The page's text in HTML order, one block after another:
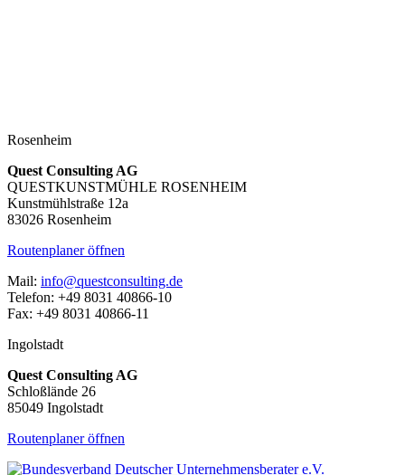
Rosenheim
Quest Consulting AG
QUESTKUNSTMÜHLE ROSENHEIM
Kunstmühlstraße 12a
83026 Rosenheim
Routenplaner öffnen
Mail: info@questconsulting.de
Telefon: +49 8031 40866-10
Fax: +49 8031 40866-11
Ingolstadt
Quest Consulting AG
Schloßlände 26
85049 Ingolstadt
Routenplaner öffnen